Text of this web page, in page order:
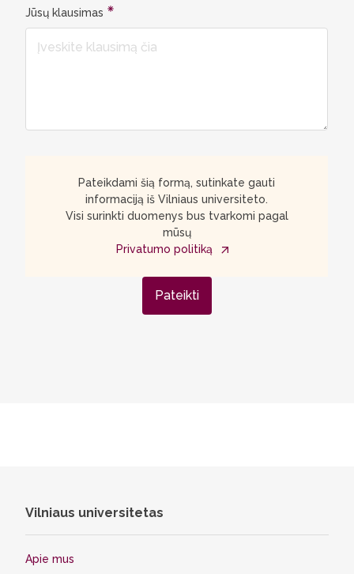
Jūsų klausimas
Pateikdami šią formą, sutinkate gauti
informaciją iš Vilniaus universiteto.
Visi surinkti duomenys bus tvarkomi pagal
mūsų
Privatumo politiką
Pateikti
Vilniaus universitetas
Apie mus